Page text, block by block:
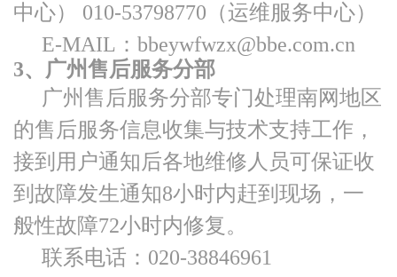
中心）
010-53798770 （运维服务中心）
E-MAIL：bbeywfwzx@bbe.com.cn
3、广州售后服务分部
广州售后服务分部专门处理南网地区
的售后服务信息收集与技术支持工作，
接到用户通知后各地维修人员可保证收
到故障发生通知8小时内赶到现场，一
般性故障72小时内修复。
联系电话：020-38846961